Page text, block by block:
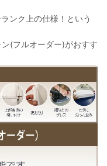
ンク上の仕様！という
(フルオーダー)がおすす